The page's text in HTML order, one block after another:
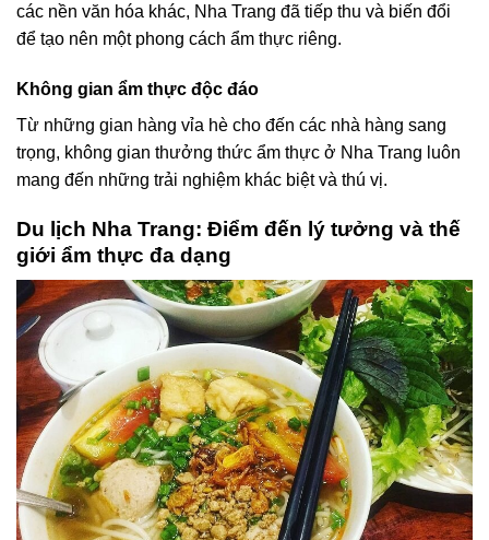
các nền văn hóa khác, Nha Trang đã tiếp thu và biến đổi
để tạo nên một phong cách ẩm thực riêng.
Không gian ẩm thực độc đáo
Từ những gian hàng vỉa hè cho đến các nhà hàng sang
trọng, không gian thưởng thức ẩm thực ở Nha Trang luôn
mang đến những trải nghiệm khác biệt và thú vị.
Du lịch Nha Trang: Điểm đến lý tưởng và thế
giới ẩm thực đa dạng